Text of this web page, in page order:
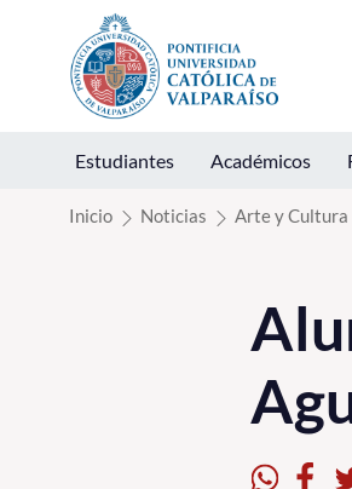
Click acá para ir directamente al contenido
Estudiantes Académicos
Inicio Noticias Arte y Cultura